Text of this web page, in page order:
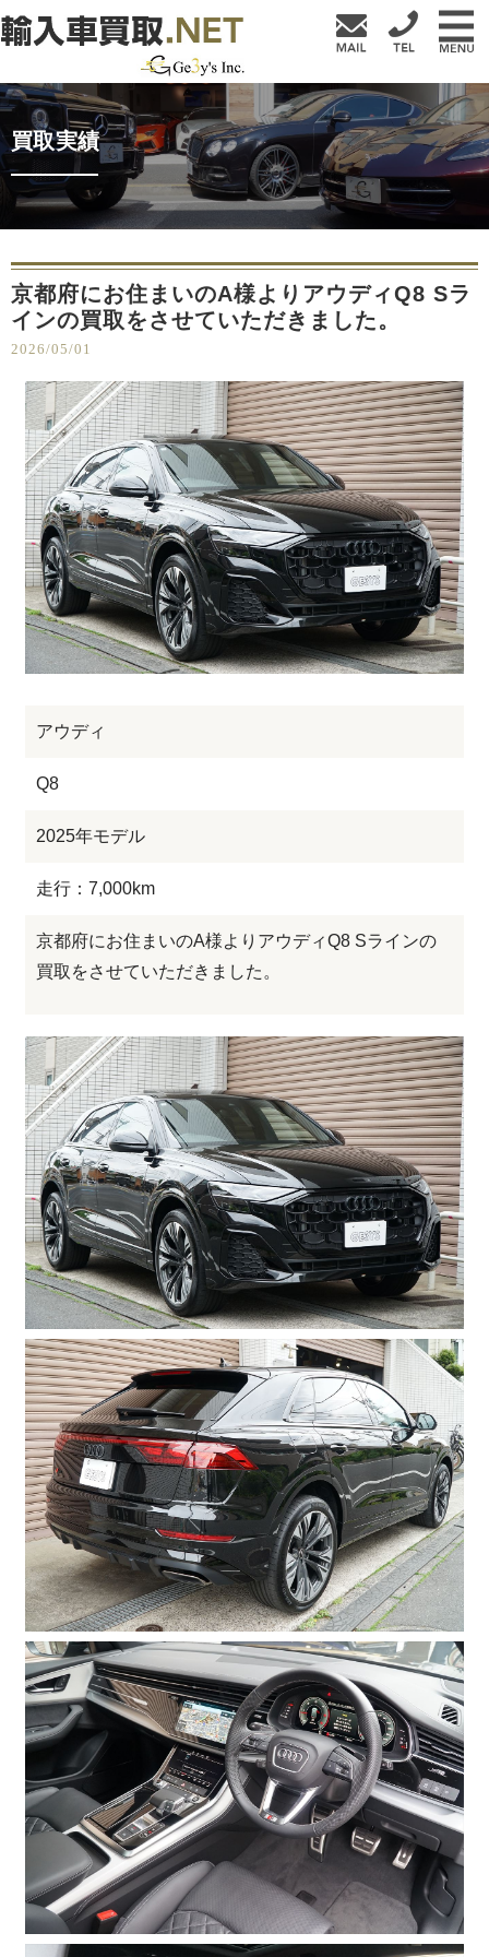
買取実績
京都府にお住まいのA様よりアウディQ8 Sラ
インの買取をさせていただきました。
2026/05/01
アウディ
Q8
2025年モデル
走行：7,000km
京都府にお住まいのA様よりアウディQ8 Sラインの
買取をさせていただきました。